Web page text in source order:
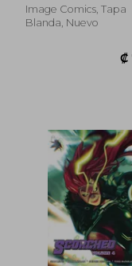
Image Comics, Tapa
Blanda, Nuevo